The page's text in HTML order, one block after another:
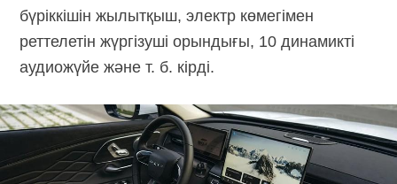
бүріккішін жылытқыш, электр көмегімен
реттелетін жүргізуші орындығы, 10 динамикті
аудиожүйе және т. б. кірді.